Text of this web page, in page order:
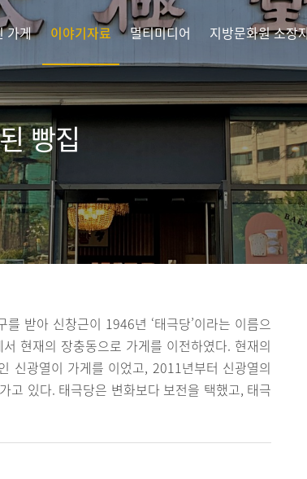
가게 이야기자료 멀티미디어 지방문화원 소장
빵집
받아 신창근이 1946년 ‘태극당’이라는 이름으
현재의 장충동으로 가게를 이전하였다. 현재의
신광열이 가게를 이었고, 2011년부터 신광열의
고 있다. 태극당은 변화보다 보전을 택했고, 태극